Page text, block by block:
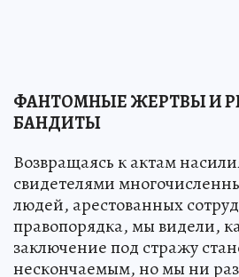
ФАНТОМНЫЕ ЖЕРТВЫ И
БАНДИТЫ
Возвращаясь к актам
свидетелями
людей, арестованных
правопорядка, мы видели,
заключение под стражу
нескончаемым, но мы ни